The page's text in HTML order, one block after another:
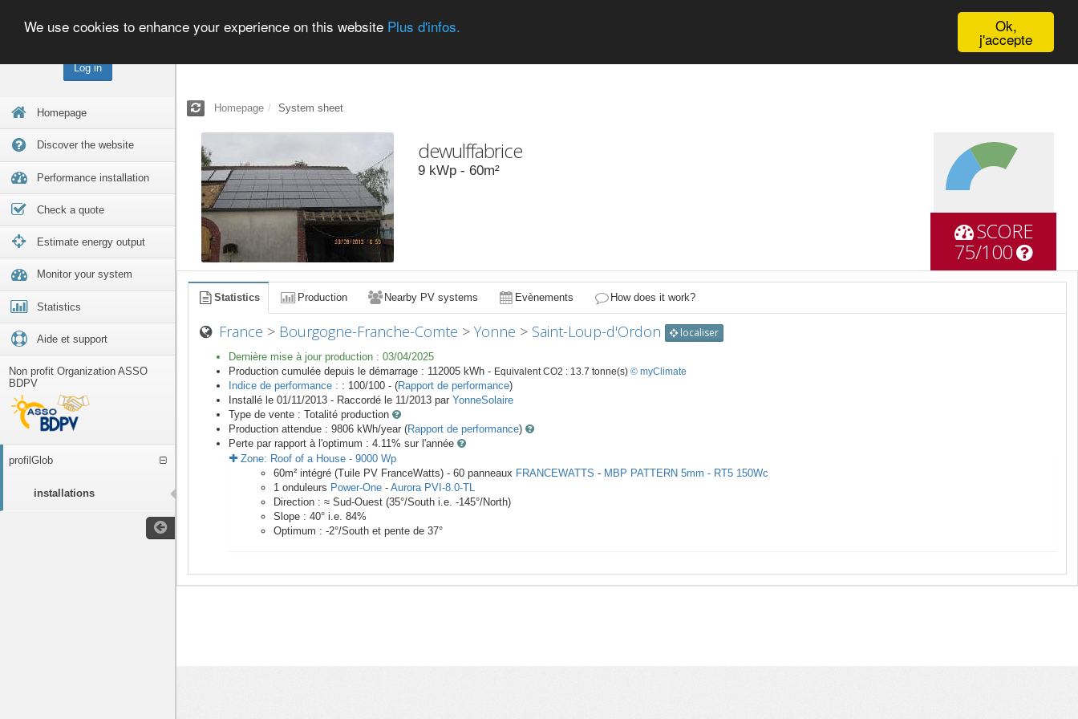
Log in
Homepage
Discover the website
Performance installation
Check a quote
Estimate energy output
Monitor your system
Statistics
Aide et support
Non profit Organization ASSO
BDPV
profilGlob
installations
Ok,
j'accepte
We use cookies to enhance your experience on this website Plus d'infos.
Homepage System sheet
dewulffabrice
9 kWp - 60m²
SCORE
75/100
Statistics Production Nearby PV systems Evènements How does it work?
France > Bourgogne-Franche-Comte >Yonne > Saint-Loup-d'Ordon localiser
Dernière mise à jour production : 03/04/2025
Production cumulée depuis le démarrage : 112005 kWh - Equivalent CO2 : 13.7 tonne(s) © myClimate
Indice de performance : : 100/100 - (Rapport de performance)
Installé le 01/11/2013 - Raccordé le 11/2013 par YonneSolaire
Type de vente : Totalité production
Production attendue : 9806 kWh/year (Rapport de performance)
Perte par rapport à l'optimum : 4.11% sur l'année
Zone: Roof of a House - 9000 Wp
60m² intégré (Tuile PV FranceWatts) - 60 panneaux FRANCEWATTS - MBP PATTERN 5mm - RT5 150Wc
1 onduleurs Power-One - Aurora PVI-8.0-TL
Direction : ≈ Sud-Ouest (35°/South i.e. -145°/North)
Slope : 40° i.e. 84%
Optimum : -2°/South et pente de 37°